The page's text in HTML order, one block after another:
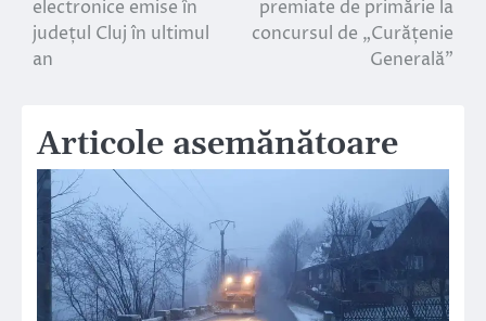
articole
electronice emise în
județul Cluj în ultimul
an
premiate de primărie la
concursul de „Curățenie
Generală”
Articole asemănătoare